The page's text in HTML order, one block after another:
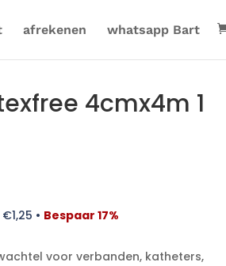
afrekenen whatsapp Bart
4cmx4m 1
€1,25 • Bespaar 17%
voor verbanden, katheters,